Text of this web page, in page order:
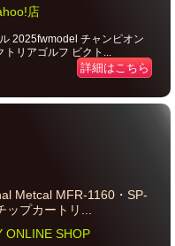
店
2025fwmodel チャンピオン
トリアゴルフ ビクト...
詳細はこちら
Metcal MFR-1160・SP-
プカートリ...
ONLINE SHOP